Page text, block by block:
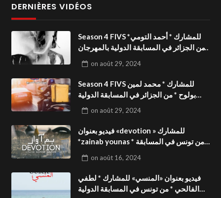
DERNIÈRES VIDÉOS
Season 4 FIVS للمشارك * أحمد التومي*
من الجزائر في المسابقة الدولية بالمهرجان
»فيديو بعنوان
on août 29, 2024
Season 4 FIVS للمشارك * محمد لمين
بولوح * من الجزائر في المسابقة الدولية
بالمهرجان الدولي للفيدوهات
on août 29, 2024
فيديو بعنوان «devotion » للمشارك
*zainab younas * من تونس في المسابقة
التوعوية Season 4 FIVS
on août 16, 2024
فيديو بعنوان «المنسي» للمشارك * لطفي
الفالحي * من تونس في المسابقة الدولية